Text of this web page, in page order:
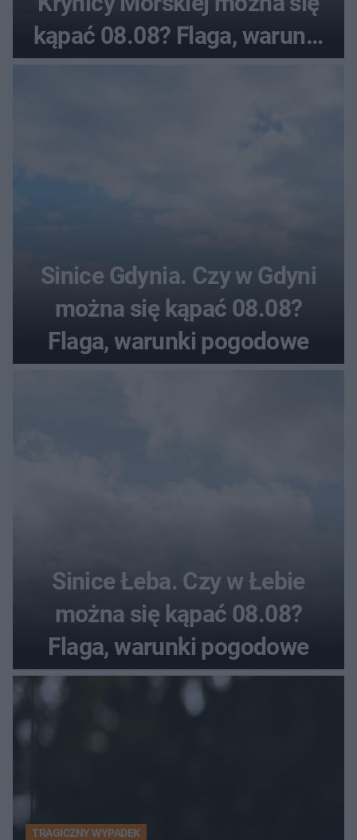
kąpać 08.08? Flaga, warunki
pogodowe
Sinice Gdynia. Czy w Gdyni
można się kąpać 08.08?
Flaga, warunki pogodowe
Sinice Łeba. Czy w Łebie
można się kąpać 08.08?
Flaga, warunki pogodowe
TRAGICZNY WYPADEK